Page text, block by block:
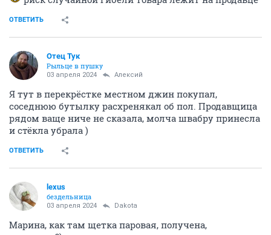
ОТВЕТИТЬ
Отец Тук
Рыльце в пушку
03 апреля 2024 Алексий
Я тут в перекрёстке местном джин покупал,
соседнюю бутылку расхренякал об пол. Продавщица
рядом ваще ниче не сказала, молча швабру принесла
и стёкла убрала )
ОТВЕТИТЬ
lexus
бездельница
03 апреля 2024 Dаkota
Марина, как там щетка паровая, получена,